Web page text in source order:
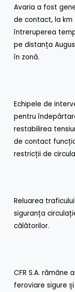
Avaria a fost
de contact, la km
întreruperea
pe distanța
în zonă.
Echipele de
pentru
restabilirea
de contact
restricții de
Reluarea
siguranța
călătorilor.
CFR S.A.
feroviare sigure